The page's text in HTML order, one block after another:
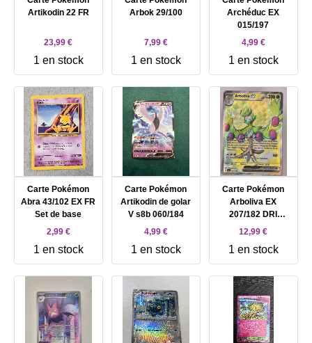
Artikodin 22 FR
23,99 €
1 en stock
Arbok 29/100
7,99 €
1 en stock
Archéduc EX
015/197
4,99 €
1 en stock
Carte Pokémon
Abra 43/102 EX FR
Set de base
2,99 €
1 en stock
Carte Pokémon
Artikodin de golar
V s8b 060/184
4,99 €
1 en stock
Carte Pokémon
Arboliva EX
207/182 DRI
Rivalités
12,99 €
1 en stock